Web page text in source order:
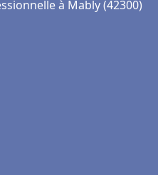
à Mably (42300)